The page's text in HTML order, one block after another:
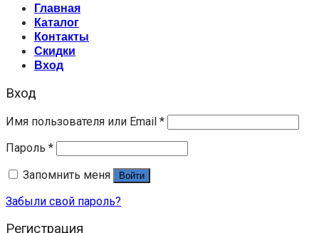
Главная
Каталог
Контакты
Скидки
Вход
Вход
Имя пользователя или Email *
Пароль *
Запомнить меня
Войти
Забыли свой пароль?
Регистрация